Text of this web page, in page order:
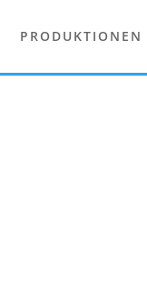
PRODUKTIONEN